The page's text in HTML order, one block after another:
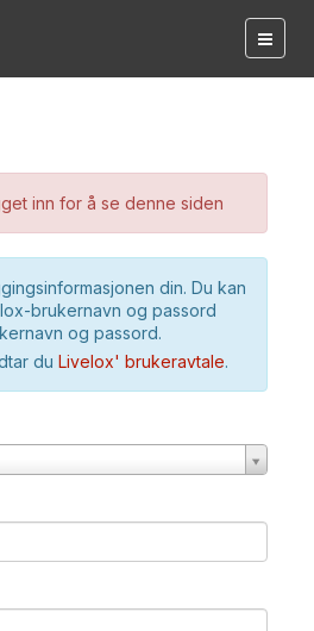
inn for å se denne siden
din. Du kan
brukernavn og passord
og passord.
du Livelox' brukeravtale.